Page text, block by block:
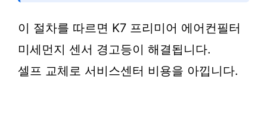
이 절차를 따르면 K7 프리미어 에어컨필터
미세먼지 센서 경고등이 해결됩니다.
셀프 교체로 서비스센터 비용을 아낍니다.